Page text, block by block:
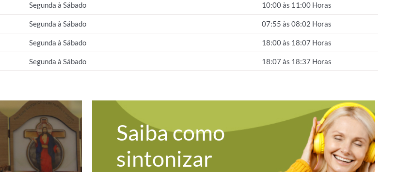
Segunda à Sábado 10:00 às 11:00 Horas
Segunda à Sábado 07:55 às 08:02 Horas
Segunda à Sábado 18:00 às 18:07 Horas
Segunda à Sábado 18:07 às 18:37 Horas
Saiba como
sintonizar